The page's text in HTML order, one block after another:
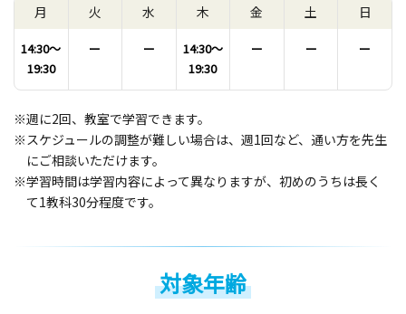
月
14:30〜
19:30
火
ー
水
ー
木
14:30〜
19:30
金
ー
土
ー
日
ー
※週に2回、教室で学習できます。
※スケジュールの調整が難しい場合は、週1回など、通い方を先生
にご相談いただけます。
※学習時間は学習内容によって異なりますが、初めのうちは長く
て1教科30分程度です。
対象年齢